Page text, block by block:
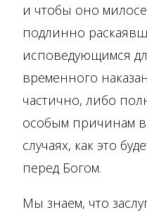
и чтобы оно
подлинно
исповедующимся
временного
частично, либо
особым причинам
случаях, как это
перед Богом.
Мы знаем, что